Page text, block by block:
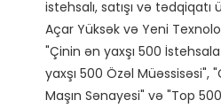
istehsalı, satışı və tədqiqatı
Açar Yüksək və Yeni
"Çinin ən yaxşı 500
yaxşı 500 Özəl Müəssisəsi",
Maşın Sənayesi" və "Top